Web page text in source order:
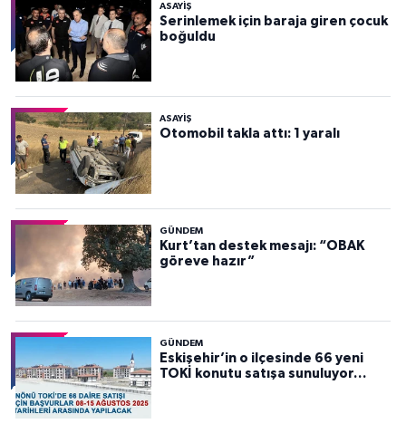
ASAYİŞ
Serinlemek için baraja giren çocuk
boğuldu
ASAYİŞ
Otomobil takla attı: 1 yaralı
GÜNDEM
Kurt’tan destek mesajı: “OBAK
göreve hazır”
GÜNDEM
Eskişehir’in o ilçesinde 66 yeni
TOKİ konutu satışa sunuluyor…